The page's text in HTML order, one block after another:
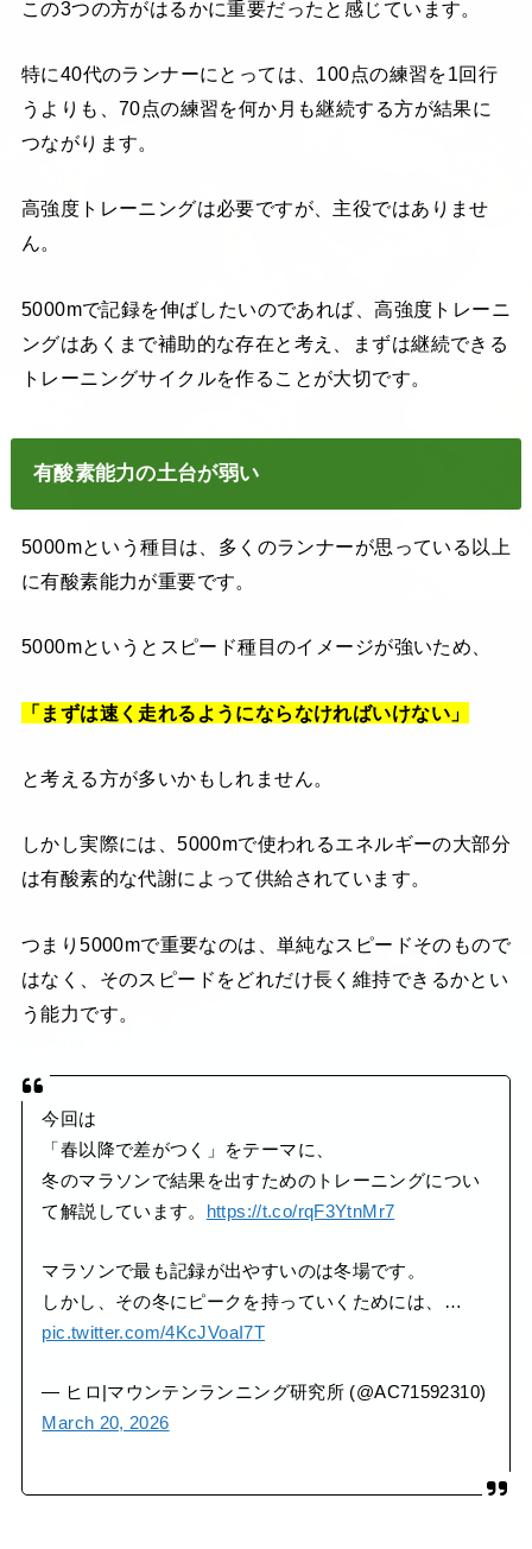
この3つの方がはるかに重要だったと感じています。
特に40代のランナーにとっては、100点の練習を1回行
うよりも、70点の練習を何か月も継続する方が結果に
つながります。
高強度トレーニングは必要ですが、主役ではありませ
ん。
5000mで記録を伸ばしたいのであれば、高強度トレーニ
ングはあくまで補助的な存在と考え、まずは継続できる
トレーニングサイクルを作ることが大切です。
有酸素能力の土台が弱い
5000mという種目は、多くのランナーが思っている以上
に有酸素能力が重要です。
5000mというとスピード種目のイメージが強いため、
「まずは速く走れるようにならなければいけない」
と考える方が多いかもしれません。
しかし実際には、5000mで使われるエネルギーの大部分
は有酸素的な代謝によって供給されています。
つまり5000mで重要なのは、単純なスピードそのもので
はなく、そのスピードをどれだけ長く維持できるかとい
う能力です。
今回は
「春以降で差がつく」をテーマに、
冬のマラソンで結果を出すためのトレーニングについ
て解説しています。
https://t.co/rqF3YtnMr7
マラソンで最も記録が出やすいのは冬場です。
しかし、その冬にピークを持っていくためには、…
pic.twitter.com/4KcJVoaI7T
— ヒロ|マウンテンランニング研究所 (@AC71592310)
March 20, 2026